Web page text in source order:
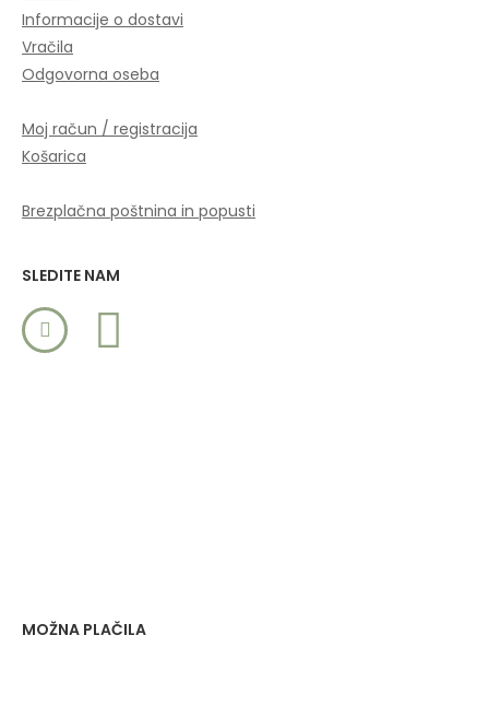
Informacije o dostavi
Vračila
Odgovorna oseba
Moj račun / registracija
Košarica
Brezplačna poštnina in popusti
SLEDITE NAM
MOŽNA PLAČILA